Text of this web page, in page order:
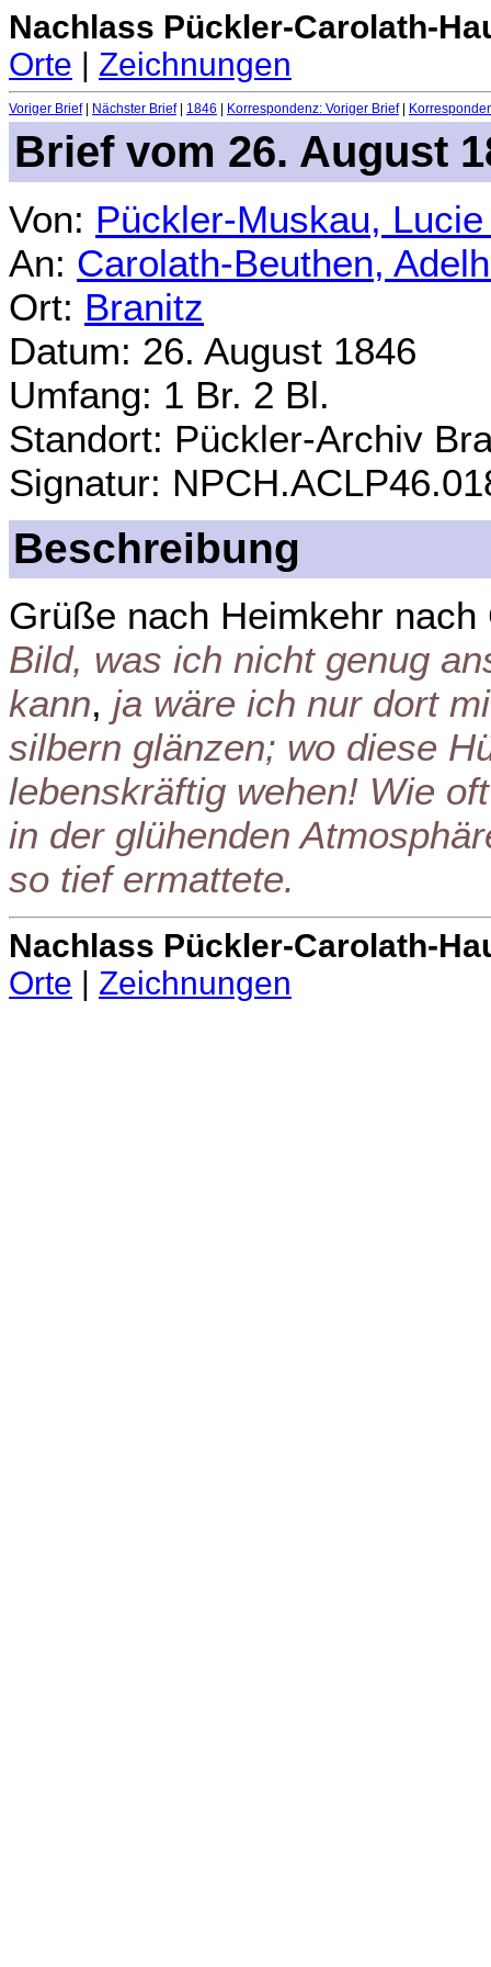
Nachlass Pückler-Carolath-
Orte | Zeichnungen
Voriger Brief| Nächster Brief| 1846 Korrespondenz: Voriger Brief|
Brief vom 26. August
Von: Pückler-Muskau,
An: Carolath-Beuthen,
Ort: Branitz
Datum: 26. August 1846
Umfang: 1 Br. 2 Bl.
Standort: Pückler-Archiv
Signatur:
Beschreibung
Grüße nach Heimkehr
Bild, was ich nicht genug
kann, ja wäre ich nur dort
silbern glänzen; wo diese
lebenskräftig wehen! Wie
in der glühenden
so tief ermattete.
Nachlass Pückler-Carolath-
Orte | Zeichnungen